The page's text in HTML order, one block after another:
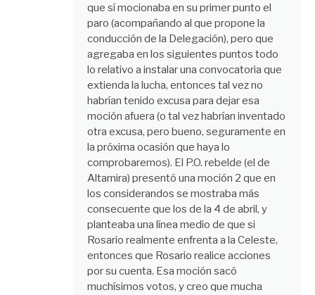
que sí mocionaba en su primer punto el
paro (acompañando al que propone la
conducción de la Delegación), pero que
agregaba en los siguientes puntos todo
lo relativo a instalar una convocatoria que
extienda la lucha, entonces tal vez no
habrían tenido excusa para dejar esa
moción afuera (o tal vez habrían inventado
otra excusa, pero bueno, seguramente en
la próxima ocasión que haya lo
comprobaremos). El P.O. rebelde (el de
Altamira) presentó una moción 2 que en
los considerandos se mostraba más
consecuente que los de la 4 de abril, y
planteaba una línea medio de que si
Rosario realmente enfrenta a la Celeste,
entonces que Rosario realice acciones
por su cuenta. Esa moción sacó
muchísimos votos, y creo que mucha